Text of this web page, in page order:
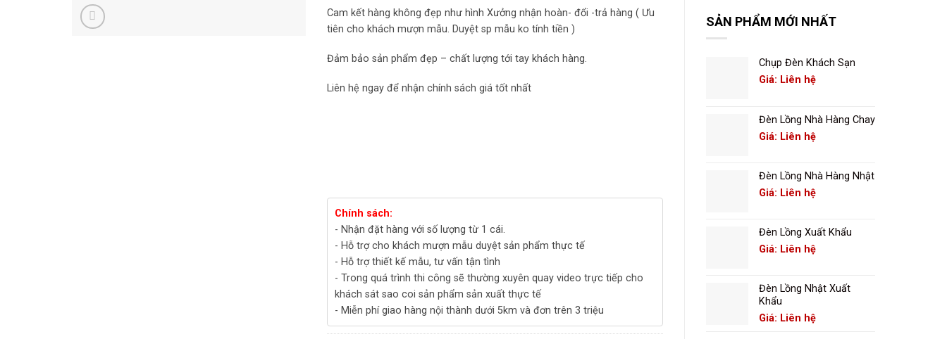
SẢN PHẨM MỚI NHẤT
Chụp Đèn Khách Sạn
Giá: Liên hệ
Đèn Lồng Nhà Hàng Chay
Giá: Liên hệ
Đèn Lồng Nhà Hàng Nhật
Giá: Liên hệ
Đèn Lồng Xuất Khẩu
Giá: Liên hệ
Đèn Lồng Nhật Xuất
Khẩu
Giá: Liên hệ
Cam kết hàng không đẹp như hình Xưởng nhận hoàn- đổi -trả hàng ( Ưu
tiên cho khách mượn mẫu. Duyệt sp mẫu ko tính tiền )
Đảm bảo sản phẩm đẹp – chất lượng tới tay khách hàng.
Liên hệ ngay để nhận chính sách giá tốt nhất
Chính sách:
- Nhận đặt hàng với số lượng từ 1 cái.
- Hỗ trợ cho khách mượn mẫu duyệt sản phẩm thực tế
- Hỗ trợ thiết kế mẫu, tư vấn tận tình
- Trong quá trình thi công sẽ thường xuyên quay video trực tiếp cho
khách sát sao coi sản phẩm sản xuất thực tế
- Miễn phí giao hàng nội thành dưới 5km và đơn trên 3 triệu